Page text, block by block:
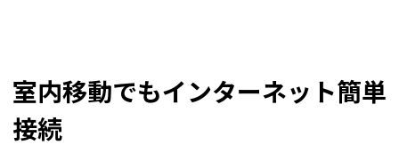
室内移動でもインターネット簡単
接続